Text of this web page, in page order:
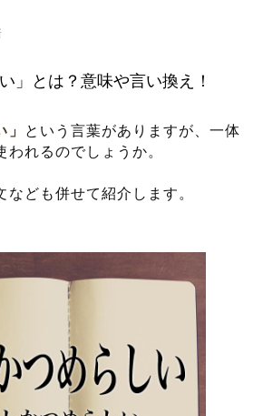
」とは？意味や言い換え！
」
という言葉がありますが、一体
われるのでしょうか。
なども併せて紹介します。